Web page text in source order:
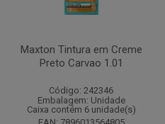
Maxton Tintura em Creme
Preto Carvao 1.01
Código: 242346
Embalagem: Unidade
Caixa contém 6 unidade(s)